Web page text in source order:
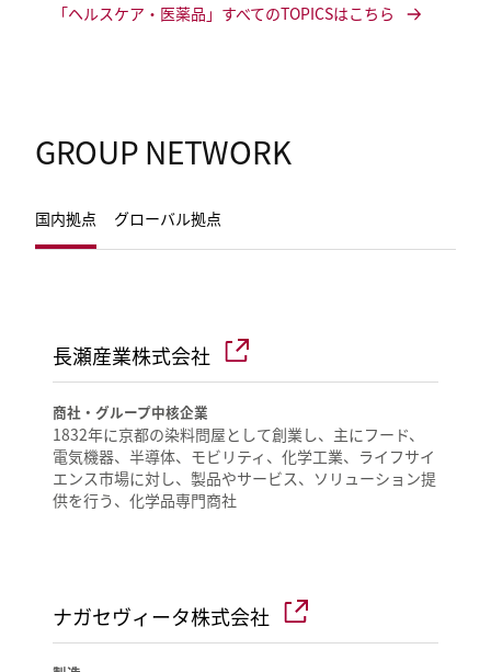
「ヘルスケア・医薬品」すべてのTOPICSはこちら
GROUP NETWORK
国内拠点 グローバル拠点
長瀬産業株式会社
商社・グループ中核企業
1832年に京都の染料問屋として創業し、主にフード、
電気機器、半導体、モビリティ、化学工業、ライフサイ
エンス市場に対し、製品やサービス、ソリューション提
供を行う、化学品専門商社
ナガセヴィータ株式会社